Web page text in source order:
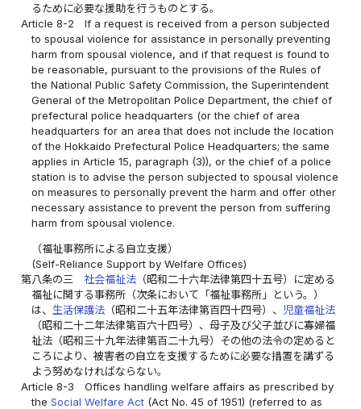
るために必要な援助を行うものとする。
Article 8-2
If a request is received from a person subjected
to spousal violence for assistance in personally preventing
harm from spousal violence, and if that request is found to
be reasonable, pursuant to the provisions of the Rules of
the National Public Safety Commission, the Superintendent
General of the Metropolitan Police Department, the chief of
prefectural police headquarters (or the chief of area
headquarters for an area that does not include the location
of the Hokkaido Prefectural Police Headquarters; the same
applies in Article 15, paragraph (3)), or the chief of a police
station is to advise the person subjected to spousal violence
on measures to personally prevent the harm and offer other
necessary assistance to prevent the person from suffering
harm from spousal violence.
（福祉事務所による自立支援）
(Self-Reliance Support by Welfare Offices)
第八条の三
社会福祉法 （昭和二十六年法律第四十五号）に定める
福祉に関する事務所（次条において「福祉事務所」という。）
は、生活保護法 （昭和二十五年法律第百四十四号）、 児童福祉法
（昭和二十二年法律第百六十四号）、母子及び父子並びに寡婦福
祉法（昭和三十九年法律第百二十九号）その他の法令の定めると
ころにより、被害者の自立を支援するために必要な措置を講ずる
よう努めなければならない。
Article 8-3
Offices handling welfare affairs as prescribed by
theSocial Welfare Act (Act No. 45 of 1951) (referred to as